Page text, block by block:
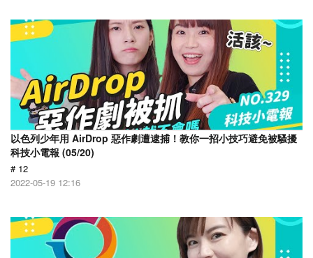
以色列少年用 AirDrop 惡作劇遭逮捕！教你一招小技巧避免被騷擾
科技小電報 (05/20)
# 12
2022-05-19 12:16